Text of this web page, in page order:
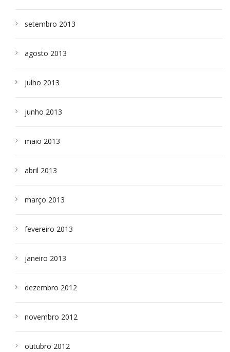
setembro 2013
agosto 2013
julho 2013
junho 2013
maio 2013
abril 2013
março 2013
fevereiro 2013
janeiro 2013
dezembro 2012
novembro 2012
outubro 2012